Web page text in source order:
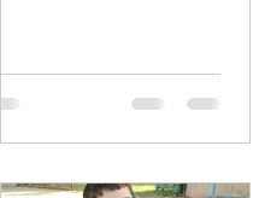
ראשונים, כולם למדו או עדיין
לומדים במוסדות החינוך
בירושלים. כולם בקשר עם